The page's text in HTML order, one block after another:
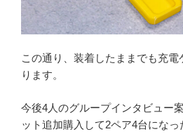
この通り、装着したままでも充電
ります。
今後4人のグループインタビュー
ット追加購入して2ペア4台にな